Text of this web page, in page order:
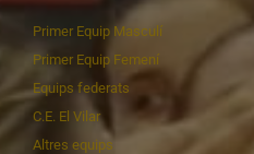
Primer Equip Masculí
Primer Equip Femení
Equips federats
C.E. El Vilar
Altres equips